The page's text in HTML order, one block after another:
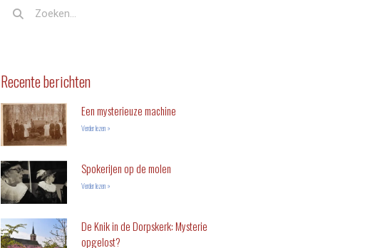
Recente berichten
Een mysterieuze machine
Verder lezen »
Spokerijen op de molen
Verder lezen »
De Knik in de Dorpskerk: Mysterie
opgelost?